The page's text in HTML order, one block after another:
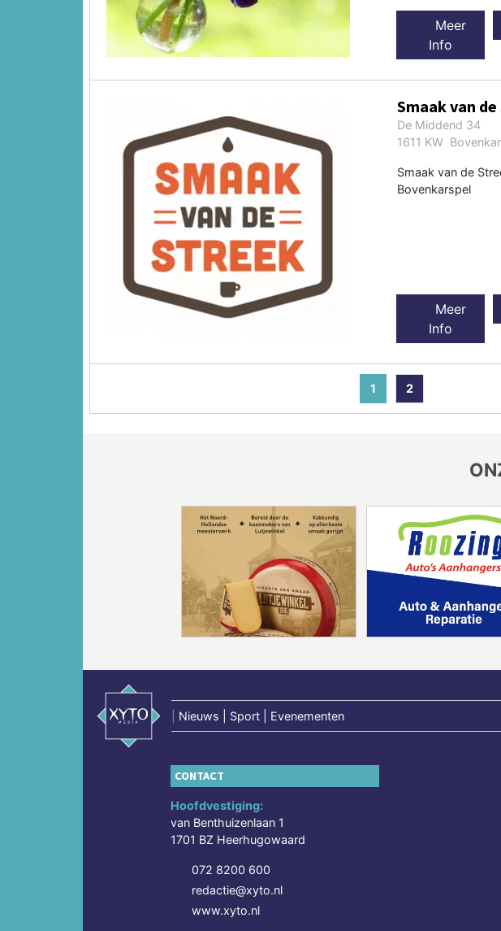
Meer
Info
Smaak van
De Middend 34
1611 KW
Smaak van de
Bovenkarspel
Meer
Info
1 2
Nieuws | Sport | Evenementen
CONTACT
Hoofdvestiging:
van Benthuizenlaan 1
1701 BZ Heerhugowaard
072 8200 600
redactie@xyto.nl
www.xyto.nl